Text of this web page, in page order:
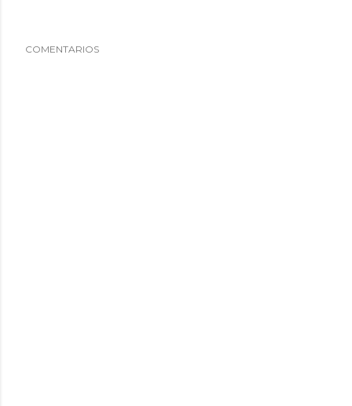
COMENTARIOS